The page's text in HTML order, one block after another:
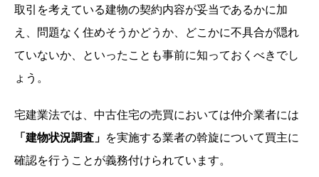
取引を考えている建物の契約内容が妥当であるかに加
え、問題なく住めそうかどうか、どこかに不具合が隠れ
ていないか、といったことも事前に知っておくべきでし
ょう。
宅建業法では、中古住宅の売買においては仲介業者には
「建物状況調査」 を実施する業者の斡旋について買主に
確認を行うことが義務付けられています。